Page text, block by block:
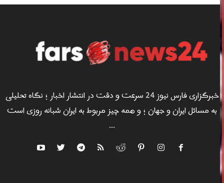
خبرگزاری فارس نیوز 24 سرعت و دقت در انتشار اخبار ؛ نگاه تحلیلی
به مسائل ایران و جهان ؛ و همه چیز مربوط به ایران شبانه روزی است
...